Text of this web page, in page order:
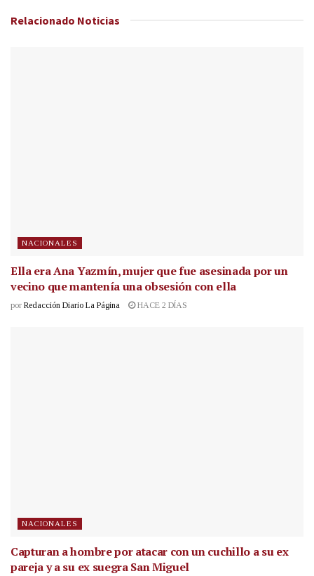
Relacionado Noticias
NACIONALES
Ella era Ana Yazmín, mujer que fue asesinada por un
vecino que mantenía una obsesión con ella
por Redacción Diario La Página HACE 2 DÍAS
NACIONALES
Capturan a hombre por atacar con un cuchillo a su ex
pareja y a su ex suegra San Miguel